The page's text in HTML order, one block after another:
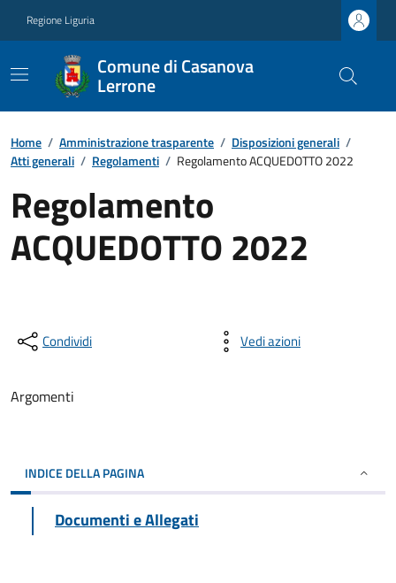
Regione Liguria
Comune di Casanova
Lerrone
Home / Amministrazione trasparente / Disposizioni generali /
Atti generali / Regolamenti / Regolamento ACQUEDOTTO 2022
Regolamento
ACQUEDOTTO 2022
Condividi Vedi azioni
Argomenti
INDICE DELLA PAGINA
Documenti e Allegati